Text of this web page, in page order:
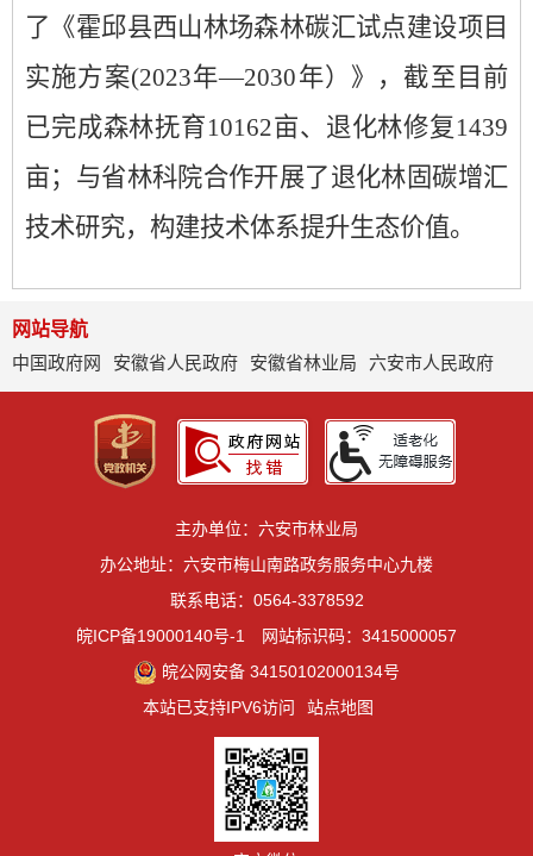
了《霍邱县西山林场森林碳汇试点建设项目
实施方案(2023年—2030年）》，截至目前
已完成森林抚育10162亩、退化林修复1439
亩；与省林科院合作开展了退化林固碳增汇
技术研究，构建技术体系提升生态价值。
网站导航
中国政府网
安徽省人民政府 安徽省林业局 六安市人民政府
主办单位：六安市林业局
办公地址：六安市梅山南路政务服务中心九楼
联系电话：0564-3378592
皖ICP备19000140号-1
网站标识码：3415000057
皖公网安备 34150102000134号
本站已支持IPV6访问
站点地图